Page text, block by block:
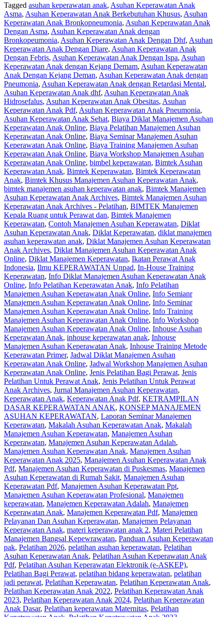
Tagged asuhan keperawatan anak, Asuhan Keperawatan Anak
Asma, Asuhan Keperawatan Anak Berkebutuhan Khusus, Asuhan
Keperawatan Anak Bronkopneumonia, Asuhan Keperawatan Anak
Dengan Asma, Asuhan Keperawatan Anak dengan
Bronkopeumonia, Asuhan Keperawatan Anak Dengan Dhf, Asuhan
Keperawatan Anak Dengan Diare, Asuhan Keperawatan Anak
Dengan Febris, Asuhan Keperawatan Anak Dengan Ispa, Asuhan
Keperawatan Anak dengan Kejang Demam, Asuhan Keperawatan
Anak Dengan Kejang Deman, Asuhan Keperawatan Anak dengan
Pneumonia, Asuhan Keperawatan Anak dengan Retardasi Mental,
Asuhan Keperawatan Anak dhf, Asuhan Keperawatan Anak
Hidrosefalus, Asuhan Keperawatan Anak Obesitas, Asuhan
Keperawatan Anak Pdf, Asuhan Keperawatan Anak Pneumonia,
Asuhan Keperawatan Anak Sehat, Biaya Diklat Manajemen Asuhan
Keperawatan Anak Online, Biaya Pelatihan Manajemen Asuhan
Keperawatan Anak Online, Biaya Seminar Manajemen Asuhan
Keperawatan Anak Online, Biaya Training Manajemen Asuhan
Keperawatan Anak Online, Biaya Workshop Manajemen Asuhan
Keperawatan Anak Online, bimbel keperawatan, Bimtek Asuhan
Keperawatan Anak, Bimtek Keperawatan, Bimtek Keperawatan
Anak, Bimtek Khusus Manajemen Asuhan Keperawatan Anak,
bimtek manajemen asuhan keperawatan anak, Bimtek Manajemen
Asuhan Keperawatan Anak Archives, Bimtek Manajemen Asuhan
Keperawatan Anak Archives - Pelatihan, BIMTEK Manajemen
Kepala Ruang untuk Perawat dan, Bimtek Manajemen
Keperawatan, Contoh Manajemen Asuhan Keperawatan, Diklat
Asuhan Keperawatan Anak, Diklat Keperawatan, diklat manajemen
asuhan keperawatan anak, Diklat Manajemen Asuhan Keperawatan
Anak Archives, Diklat Manajemen Asuhan Keperawatan Anak
Online, Diklat Manajemen Keperawatan, Ikatan Perawat Anak
Indonesia, Ilmu KEPERAWATAN Unpad, In-House Training
Keperawatan, Info Diklat Manajemen Asuhan Keperawatan Anak
Online, Info Pelatihan Keperawatan Anak, Info Pelatihan
Manajemen Asuhan Keperawatan Anak Online, Info Semianr
Manajemen Asuhan Keperawatan Anak Online, Info Seminar
Manajemen Asuhan Keperawatan Anak Online, Info Training
Manajemen Asuhan Keperawatan Anak Online, Info Workshop
Manajemen Asuhan Keperawatan Anak Online, Inhouse Asuhan
Keperawatan Anak, inhouse keperawatan anak, Inhouse
Manajemen Asuhan Keperawatan Anak, Inhouse Training Metode
Keperawatan Primer, Jadwal Diklat Manajemen Asuhan
Keperawatan Anak Online, Jadwal Workshop Manajemen Asuhan
Keperawatan Anak Online, Jenis Pelatihan Bagi Perawat, Jenis
Pelatihan Untuk Perawat Anak, Jenis Pelatihan Untuk Perawat
Anak Archives, Jurnal Manajemen Asuhan Keperawatan,
Keperawatan Anak, Keperawatan Anak Pdf, KETRAMPILAN
DASAR KEPERAWATAN ANAK, KONSEP MANAJEMEN
ASUHAN KEPERAWATAN, Laporan Seminar Manajemen
Keperawatan, Makalah Asuhan Keperawatan Anak, Makalah
Manajemen Asuhan Keperawatan, Manajemen Asuhan
Keperawatan, Manajemen Asuhan Keperawatan Adalah,
Manajemen Asuhan Keperawatan Anak, Manajemen Asuhan
Keperawatan Anak 2025, Manajemen Asuhan Keperawatan Anak
Pdf, Manajemen Asuhan Keperawatan di Puskesmas, Manajemen
Asuhan Keperawatan di Rumah Sakit, Manajemen Asuhan
Keperawatan Pdf, Manajemen Asuhan Keperawatan Ppt,
Manajemen Asuhan Keperawatan Profesional, Manajemen
keperawatan, Manajemen Keperawatan Adalah, Manajemen
Keperawatan Anak, Manajemen Keperawatan Pdf, Manajemen
Pelayanan Dan Asuhan Keperawatan, Manajemen Pelayanan
Keperawatan Anak, materi keperawatan anak 2, Materi Pelatihan
Manajemen Bangsal Kepewrawatan, Panduan Asuhan Keperawatan
pak, Pelatihan 2026, pelatihan asuhan keperawatan, Pelatihan
Asuhan Keperawatan Anak, Pelatihan Asuhan Keperawatan Anak
Pdf, Pelatihan Asuhan Keperawatan Elektronik (e-ASKEP),
Pelatihan Bagi Perawat, pelatihan bidang keperawatan, pelatihan
jadi perawat, Pelatihan Keperawatan, Pelatihan Keperawatan Anak,
Pelatihan Keperawatan Anak 2022, Pelatihan Keperawatan Anak
2023, Pelatihan Keperawatan Anak 2024, Pelatihan Keperawatan
Anak Dasar, Pelatihan keperawatan Maternitas, Pelatihan